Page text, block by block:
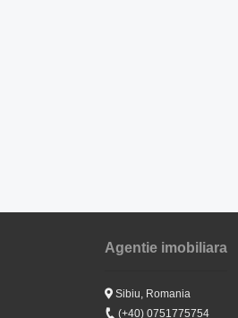
Agentie imobiliara
Sibiu, Romania
(+40) 0751775754